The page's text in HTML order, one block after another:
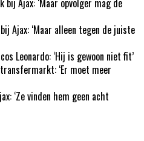
Ajax: ‘Maar alleen tegen de juiste
Leonardo: ‘Hij is gewoon niet fit’
‘Er moet meer
‘Ze vinden hem geen acht